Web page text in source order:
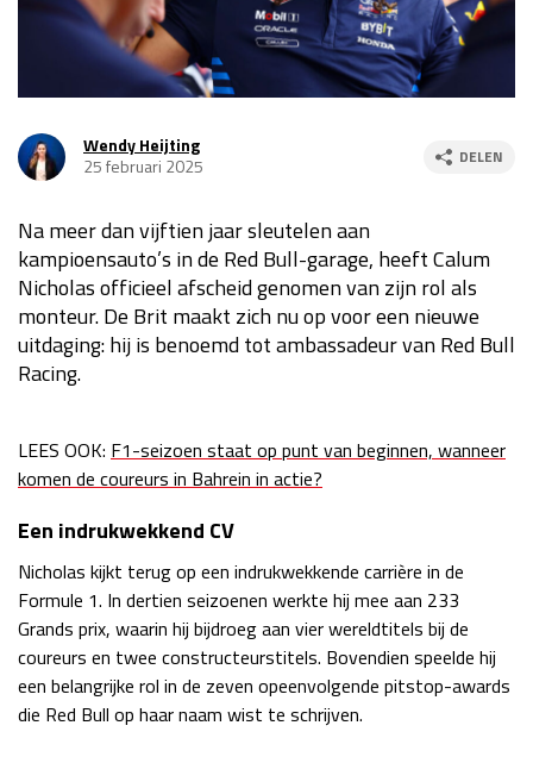
Race
za 13:00 - 15:00
Kwalificatie
za 23:00 - 00:00
Race
zo 21:00 - 23:00
Kwalificatie
Race
zo 21:00 - 23:00
Kwalificatie
za 19:00 - 20:00
Race
zo 18:00 - 20:00
Race
zo 05:00 - 07:00
GP ABU DHABI 2026 04 - 06 dec
Kwalificatie
za 15:00 - 16:00
Wendy Heijting
25 februari 2025
DELEN
Na meer dan vijftien jaar sleutelen aan
kampioensauto’s in de Red Bull-garage, heeft Calum
Nicholas officieel afscheid genomen van zijn rol als
monteur. De Brit maakt zich nu op voor een nieuwe
uitdaging: hij is benoemd tot ambassadeur van Red Bull
Racing.
LEES OOK: F1-seizoen staat op punt van beginnen, wanneer
komen de coureurs in Bahrein in actie?
Een indrukwekkend CV
Nicholas kijkt terug op een indrukwekkende carrière in de
Formule 1. In dertien seizoenen werkte hij mee aan 233
Grands prix, waarin hij bijdroeg aan vier wereldtitels bij de
coureurs en twee constructeurstitels. Bovendien speelde hij
een belangrijke rol in de zeven opeenvolgende pitstop-awards
die Red Bull op haar naam wist te schrijven.